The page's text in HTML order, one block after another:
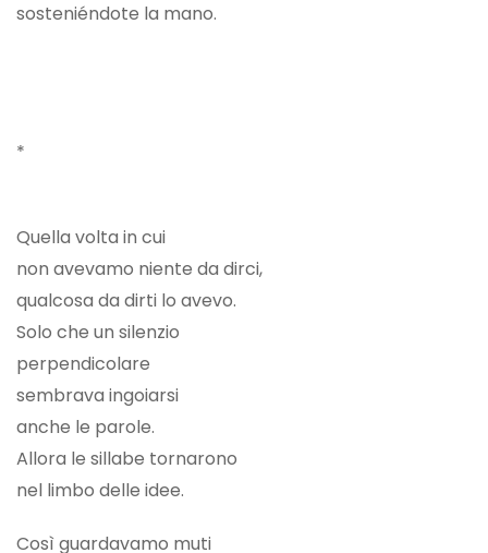
sosteniéndote la mano.
*
Quella volta in cui
non avevamo niente da dirci,
qualcosa da dirti lo avevo.
Solo che un silenzio
perpendicolare
sembrava ingoiarsi
anche le parole.
Allora le sillabe tornarono
nel limbo delle idee.
Così guardavamo muti